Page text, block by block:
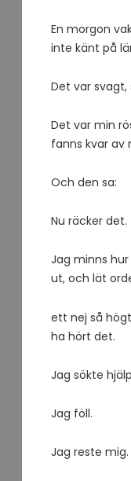
En morgon
inte känt på
Det var
Det var min
fanns kvar av
Och den sa:
Nu räcker det.
Jag minns
ut, och lät
ett nej så
ha hört det.
Jag sökte
Jag föll.
Jag reste mig.